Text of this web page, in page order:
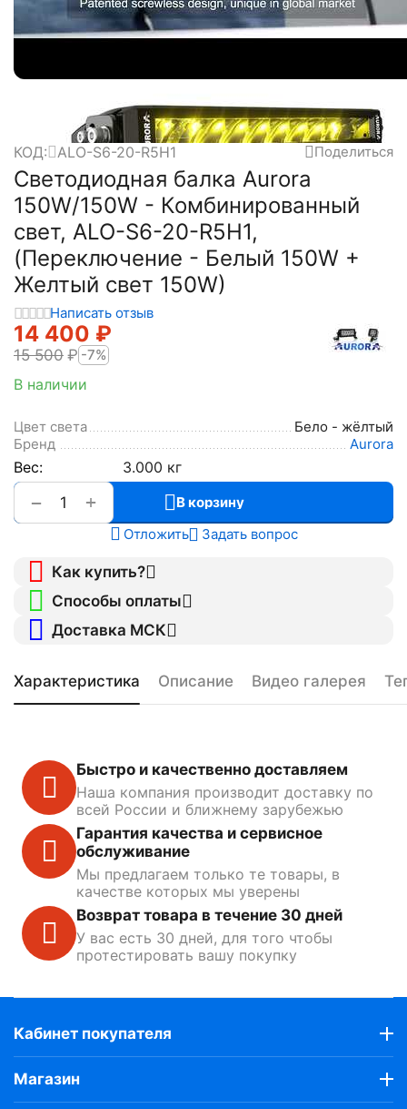
КОД: ALO-S6-20-R5H1 Поделиться
Светодиодная балка Aurora
150W/150W - Комбинированный
свет, ALO-S6-20-R5H1,
(Переключение - Белый 150W +
Желтый свет 150W)
Написать отзыв
14 400 ₽
15 500 ₽ -7%
В наличии
Цвет света
Бело - жёлтый
Бренд
Aurora
Вес: 3.000 кг
+
−
В корзину
Отложить
Задать вопрос
Как купить?
Способы оплаты
Доставка МСК
Характеристика Описание Видео галерея
Быстро и качественно доставляем
Наша компания производит доставку по
всей России и ближнему зарубежью
Гарантия качества и сервисное
обслуживание
Мы предлагаем только те товары, в
качестве которых мы уверены
Возврат товара в течение 30 дней
У вас есть 30 дней, для того чтобы
протестировать вашу покупку
Кабинет покупателя
Магазин